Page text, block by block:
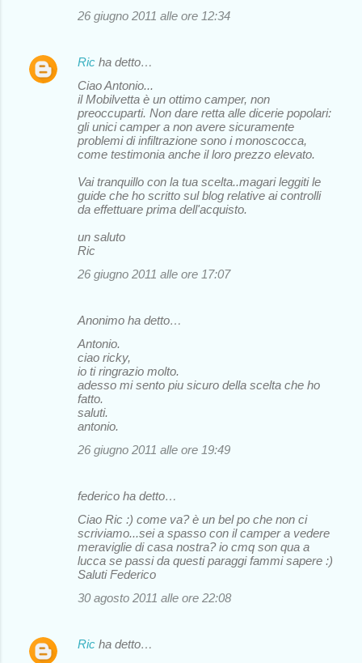
26 giugno 2011 alle ore 12:34
Ric ha detto…
Ciao Antonio...
il Mobilvetta è un ottimo camper, non
preoccuparti. Non dare retta alle dicerie popolari:
gli unici camper a non avere sicuramente
problemi di infiltrazione sono i monoscocca,
come testimonia anche il loro prezzo elevato.
Vai tranquillo con la tua scelta..magari leggiti le
guide che ho scritto sul blog relative ai controlli
da effettuare prima dell'acquisto.
un saluto
Ric
26 giugno 2011 alle ore 17:07
Anonimo ha detto…
Antonio.
ciao ricky,
io ti ringrazio molto.
adesso mi sento piu sicuro della scelta che ho
fatto.
saluti.
antonio.
26 giugno 2011 alle ore 19:49
federico ha detto…
Ciao Ric :) come va? è un bel po che non ci
scriviamo...sei a spasso con il camper a vedere
meraviglie di casa nostra? io cmq son qua a
lucca se passi da questi paraggi fammi sapere :)
Saluti Federico
30 agosto 2011 alle ore 22:08
Ric ha detto…